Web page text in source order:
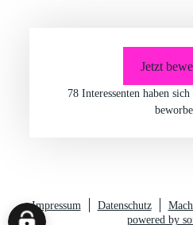
Jetzt
78 Interessentenhaben sich
Impressum Datenschutz
powered by